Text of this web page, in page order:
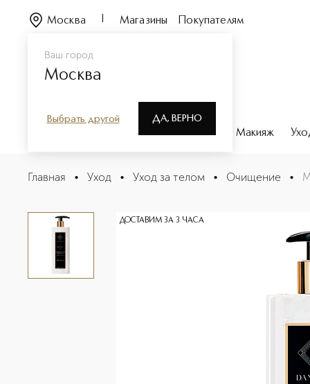
Ваш город
Москва
Выбрать другой ДА, ВЕРНО
Москва Магазины Покупателям
Парфюмерия Макияж
MILLEUNANOTTE Мыло для рук
Описание
Главная • Уход • Уход за телом • Очищение •
ДОСТАВИМ ЗА 3 ЧАСА